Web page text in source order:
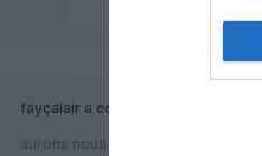
fayçalair a commenté :
aurons nous sur ce site des